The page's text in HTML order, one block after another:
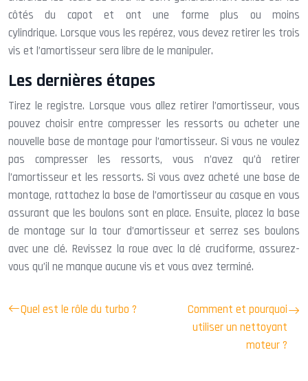
côtés du capot et ont une forme plus ou moins
cylindrique. Lorsque vous les repérez, vous devez retirer les trois
vis et l’amortisseur sera libre de le manipuler.
Les dernières étapes
Tirez le registre. Lorsque vous allez retirer l’amortisseur, vous
pouvez choisir entre compresser les ressorts ou acheter une
nouvelle base de montage pour l’amortisseur. Si vous ne voulez
pas compresser les ressorts, vous n’avez qu’à retirer
l’amortisseur et les ressorts. Si vous avez acheté une base de
montage, rattachez la base de l’amortisseur au casque en vous
assurant que les boulons sont en place. Ensuite, placez la base
de montage sur la tour d’amortisseur et serrez ses boulons
avec une clé. Revissez la roue avec la clé cruciforme, assurez-
vous qu’il ne manque aucune vis et vous avez terminé.
Quel est le rôle du turbo ?
Comment et pourquoi
utiliser un nettoyant
moteur ?